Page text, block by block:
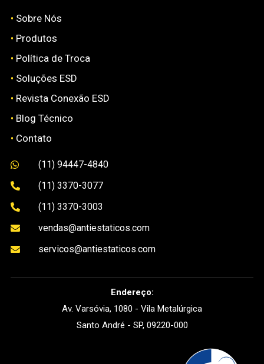
• Sobre Nós
• Produtos
• Política de Troca
• Soluções ESD
• Revista Conexão ESD
• Blog Técnico
• Contato
 (11) 94447-4840
 (11) 3370-3077
 (11) 3370-3003
 vendas@antiestaticos.com
 servicos@antiestaticos.com
Endereço:
Av. Varsóvia, 1080 - Vila Metalúrgica
Santo André - SP, 09220-000